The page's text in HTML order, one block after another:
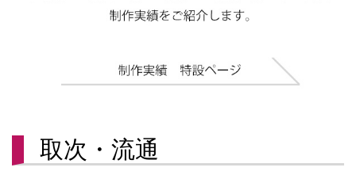
取次・流通